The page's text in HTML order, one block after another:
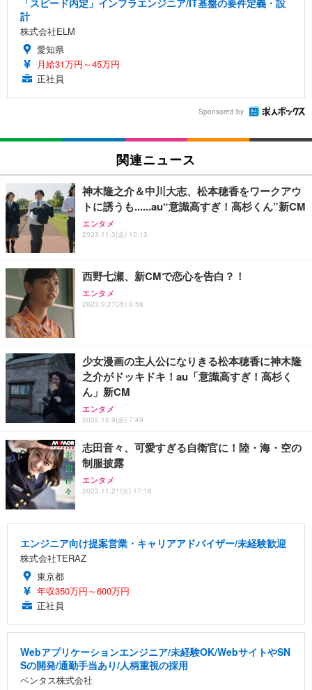
計
株式会社ELM
愛知県
月給31万円～45万円
正社員
Sponsored by
関連ニュース
神木隆之介＆中川大志、松本穂香をワークアウ
トに誘うも......au“意識高すぎ！高杉くん”新CM
エンタメ
2023.11.3(金) 10:13
西野七瀬、新CMで恋心を告白？！
エンタメ
2023.9.27(水) 9:58
少女漫画の主人公になりきる松本穂香に神木隆
之介がドッキドキ！au「意識高すぎ！高杉く
ん」新CM
エンタメ
2022.12.9(金) 7:49
志田音々、可愛すぎる自衛官に！陸・海・空の
制服披露
エンタメ
2023.11.21(火) 17:18
エンジニア向け提案営業・キャリアアドバイザー/未経験歓迎
株式会社TERAZ
東京都
年収350万円～600万円
正社員
Webアプリケーションエンジニア/未経験OK/WebサイトやSN
Sの開発/通勤手当あり/人柄重視の採用
ベンタス株式会社